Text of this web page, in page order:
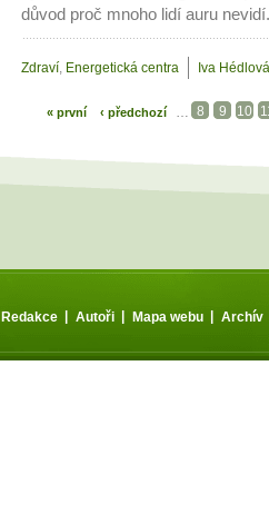
důvod proč mnoho lidí auru
Zdraví, Energetická centra Iva Hédlová
« první ‹ předchozí … 8 9 10
Redakce | Autoři | Mapa webu | Archív